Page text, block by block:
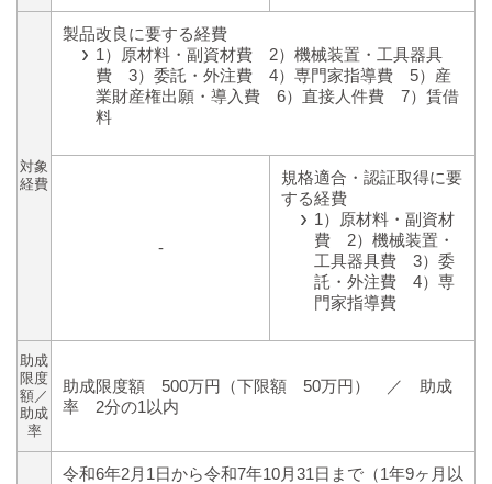
対象
経費
製品改良に要する経費
1）原材料・副資材費 2）機械装置・工具器具
費 3）委託・外注費 4）専門家指導費 5）産
業財産権出願・導入費 6）直接人件費 7）賃借
料
-
規格適合・認証取得に要
する経費
1）原材料・副資材
費 2）機械装置・
工具器具費 3）委
託・外注費 4）専
門家指導費
助成
限度
額／
助成
率
助成限度額 500万円（下限額 50万円） ／ 助成
率 2分の1以内
令和6年2月1日から令和7年10月31日まで（1年9ヶ月以